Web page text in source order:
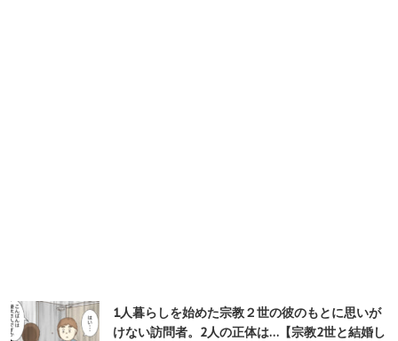
1人暮らしを始めた宗教２世の彼のもとに思いが
けない訪問者。2人の正体は…【宗教2世と結婚し